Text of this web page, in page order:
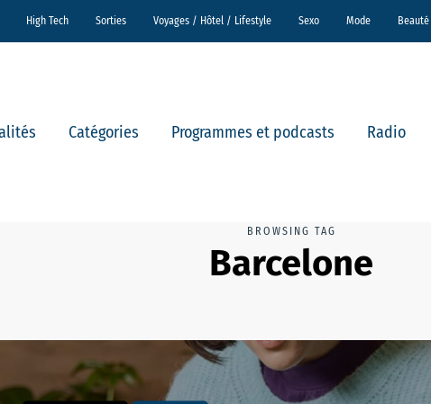
High Tech Sorties Voyages / Hôtel / Lifestyle Sexo Mode Beauté
Catégories Programmes et podcasts Radio
BROWSING TAG
Barcelone